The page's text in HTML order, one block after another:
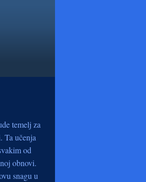
temelj za
Ta učenja
od
obnovi.
snagu u